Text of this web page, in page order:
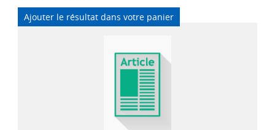
Ajouter le résultat dans votre panier